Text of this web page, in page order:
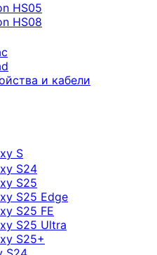
HS05
HS08
и кабели
S
S24
S25
S25 Edge
S25 FE
S25 Ultra
S25+